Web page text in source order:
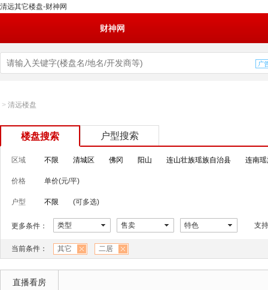
清远其它楼盘-财神网
财神网
> 清远楼盘
楼盘搜索 户型搜索
区域 不限 清城区 佛冈 阳山 连山壮族瑶族自治县 连南
价格 单价(元/平)
户型 不限 (可多选)
更多条件： 类型 售卖 特色 支
当前条件： 其它 二居
直播看房